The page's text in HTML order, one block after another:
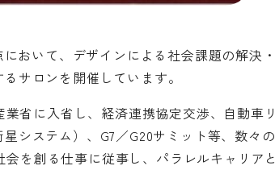
おいて、デザインによる社会課題の解決
サロンを開催しています。
省に入省し、経済連携協定交渉、自動車
システム）、G7／G20サミット等、数々
を創る仕事に従事し、パラレルキャリア